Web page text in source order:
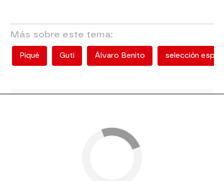
Más sobre este tema:
Piqué Guti Álvaro Benito selección